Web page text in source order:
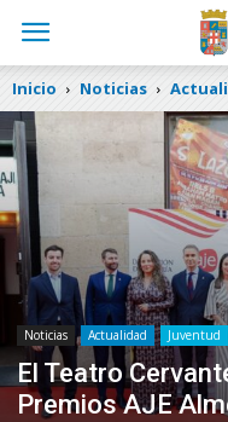
Inicio Noticias
Noticias Actualidad Juventud
El Teatro
Premios AJE